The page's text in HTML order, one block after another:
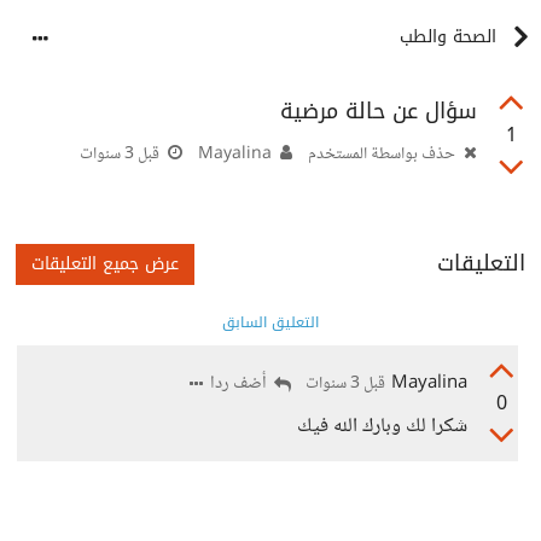
الصحة والطب
1
سؤال عن حالة مرضية
حذف بواسطة المستخدم قبل 3 سنوات
التعليقات عرض جميع التعليقات
التعليق السابق
0
Mayalina قبل 3 سنوات أضف ردا
شكرا لك وبارك الله فيك